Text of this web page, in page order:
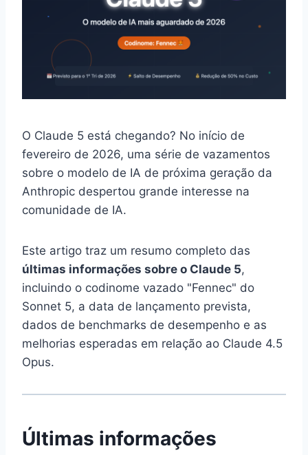
O Claude 5 está chegando? No início de
fevereiro de 2026, uma série de vazamentos
sobre o modelo de IA de próxima geração da
Anthropic despertou grande interesse na
comunidade de IA.
Este artigo traz um resumo completo das
últimas informações sobre o Claude 5,
incluindo o codinome vazado "Fennec" do
Sonnet 5, a data de lançamento prevista,
dados de benchmarks de desempenho e as
melhorias esperadas em relação ao Claude 4.5
Opus.
Últimas informações